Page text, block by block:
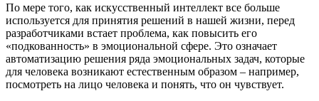
По мере того, как искусственный интеллект все больше
используется для принятия решений в нашей жизни, перед
разработчиками встает проблема, как повысить его
«подкованность» в эмоциональной сфере. Это означает
автоматизацию решения ряда эмоциональных задач, которые
для человека возникают естественным образом – например,
посмотреть на лицо человека и понять, что он чувствует.